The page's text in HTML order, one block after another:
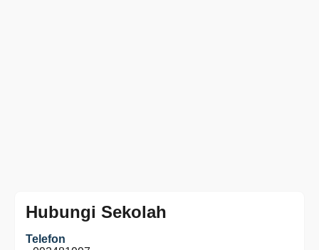
Hubungi Sekolah
Telefon